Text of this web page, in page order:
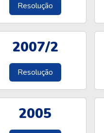
Resolução
2007/2
Resolução
2005